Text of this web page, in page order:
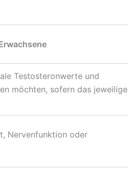
Testosteronwerte und
möchten, sofern das jeweilige
Nervenfunktion oder